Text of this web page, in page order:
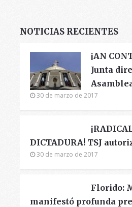
NOTICIAS RECIENTES
¡AN
Junta
30 de marzo de 2017
DICTADURA! TSJ
30 de marzo de 2017
Florido:
manifestó profunda